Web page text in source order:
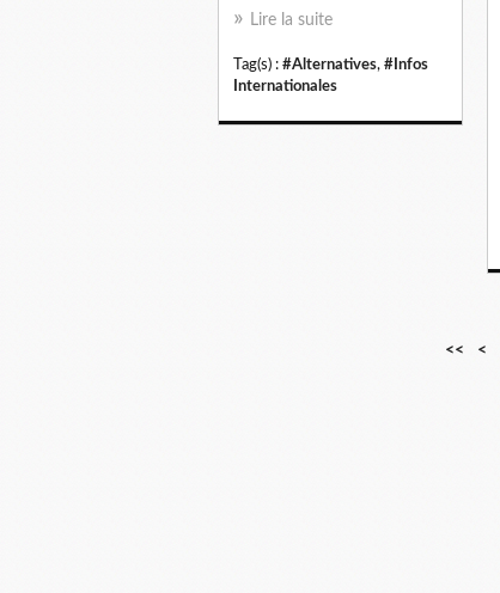
Lire la suite
Tag(s) : #Alternatives, #Infos
Internationales
<< <